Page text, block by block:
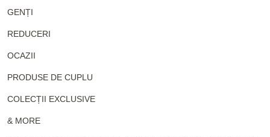
GENȚI
REDUCERI
OCAZII
PRODUSE DE CUPLU
COLECȚII EXCLUSIVE
& MORE